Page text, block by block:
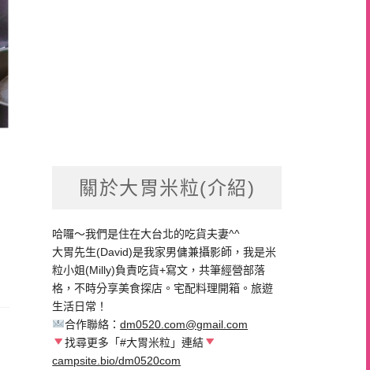
關於大胃米粒(介紹)
哈囉～我們是住在大台北的吃貨夫妻^^
大胃先生(David)是我家男傭兼攝影師，我是米
粒小姐(Milly)負責吃貨+寫文，共筆經營部落
格，不時分享美食探店。宅配料理開箱。旅遊
生活日常！
合作聯絡：dm0520.com@gmail.com
找尋更多「#大胃米粒」連結
campsite.bio/dm0520com